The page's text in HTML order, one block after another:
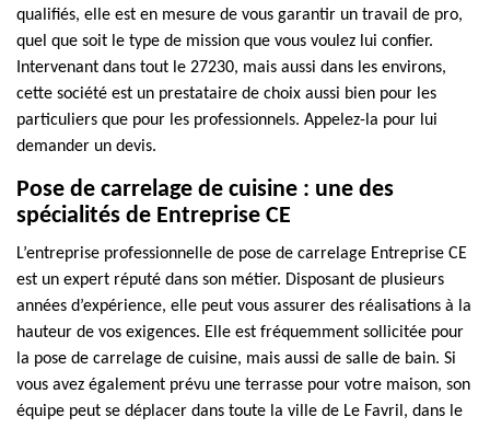
qualifiés, elle est en mesure de vous garantir un travail de pro,
quel que soit le type de mission que vous voulez lui confier.
Intervenant dans tout le 27230, mais aussi dans les environs,
cette société est un prestataire de choix aussi bien pour les
particuliers que pour les professionnels. Appelez-la pour lui
demander un devis.
Pose de carrelage de cuisine : une des
spécialités de Entreprise CE
L’entreprise professionnelle de pose de carrelage Entreprise CE
est un expert réputé dans son métier. Disposant de plusieurs
années d’expérience, elle peut vous assurer des réalisations à la
hauteur de vos exigences. Elle est fréquemment sollicitée pour
la pose de carrelage de cuisine, mais aussi de salle de bain. Si
vous avez également prévu une terrasse pour votre maison, son
équipe peut se déplacer dans toute la ville de Le Favril, dans le